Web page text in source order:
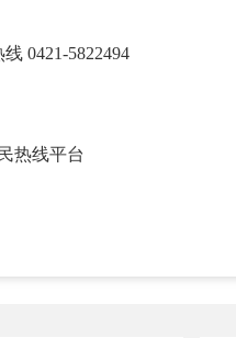
0421-5822494
热线平台